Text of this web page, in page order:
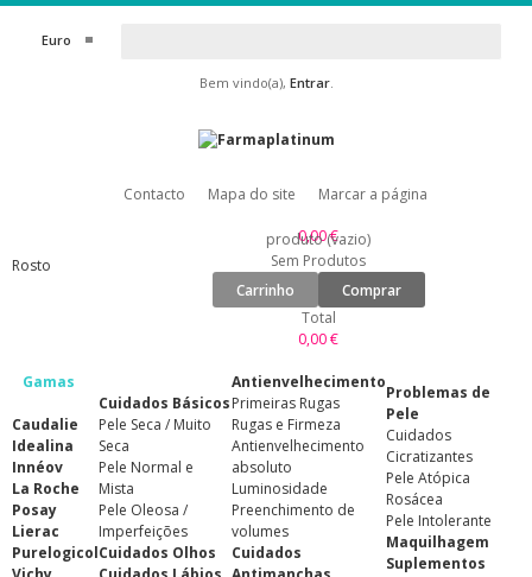
Euro
Bem vindo(a), Entrar.
Contacto Mapa do site Marcar a página
0,00 €
produto (vazio)
Sem Produtos
Carrinho
Comprar
Total
0,00 €
Rosto
Gamas
Caudalie
Idealina
Innéov
La Roche
Posay
Lierac
Purelogicol
Cuidados Básicos
Pele Seca / Muito
Seca
Pele Normal e
Mista
Pele Oleosa /
Imperfeições
Cuidados Olhos
Antienvelhecimento
Primeiras Rugas
Rugas e Firmeza
Antienvelhecimento
absoluto
Luminosidade
Preenchimento de
volumes
Cuidados
Problemas de
Pele
Cuidados
Cicratizantes
Pele Atópica
Rosácea
Pele Intolerante
Maquilhagem
Suplementos